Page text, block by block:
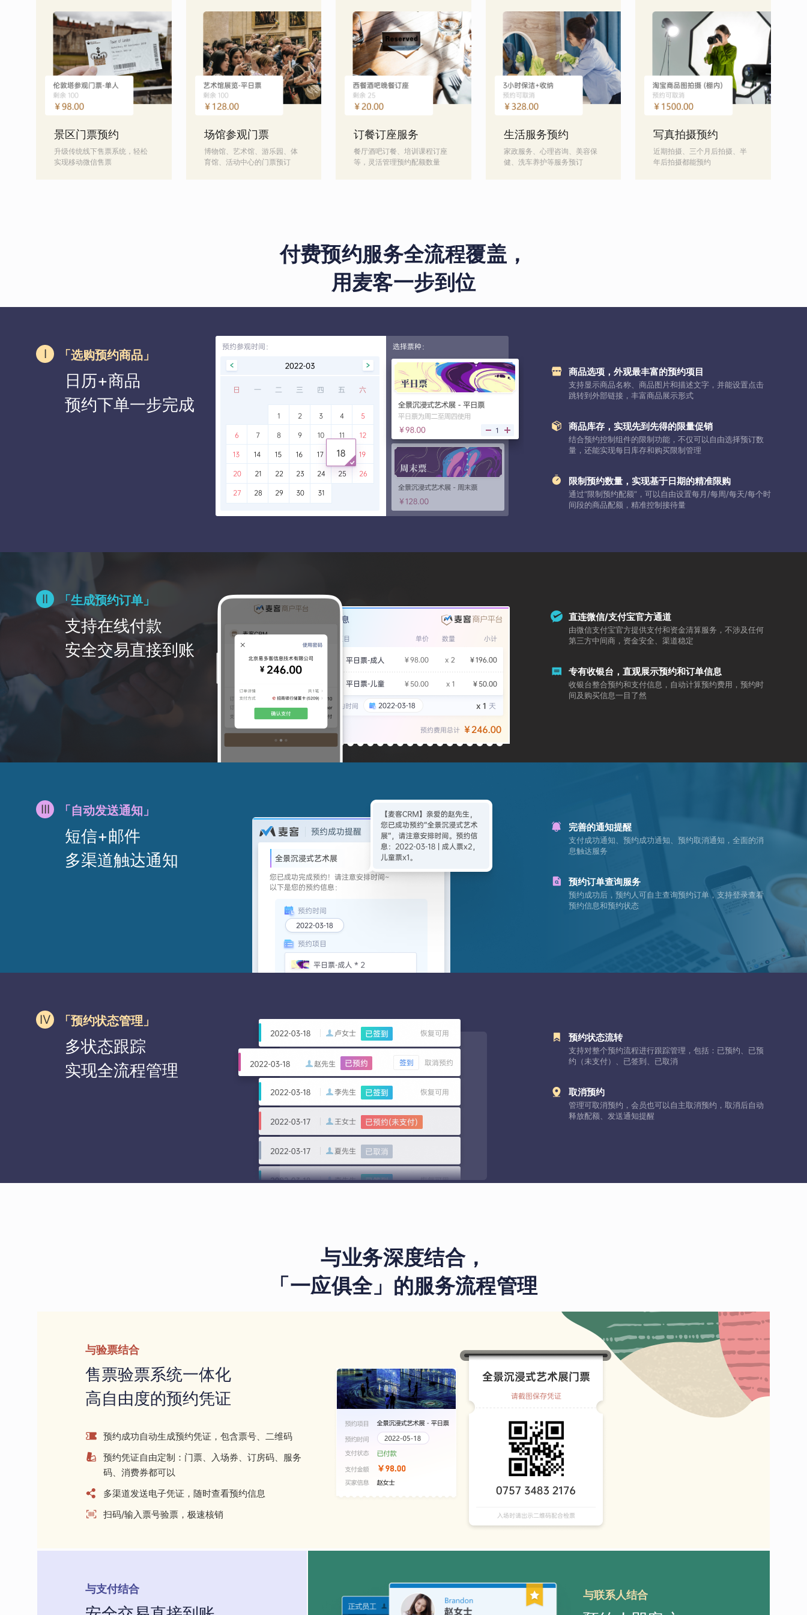
景区门票预约
升级传统线下售票系统，轻松
实现移动微信售票
场馆参观门票
博物馆、艺术馆、游乐园、体
育馆、活动中心的门票预订
订餐订座服务
餐厅酒吧订餐、培训课程订座
等，灵活管理预约配额数量
生活服务预约
家政服务、心理咨询、美容保
健、洗车养护等服务预订
写真拍摄预约
近期拍摄、三个月后拍摄、半
年后拍摄都能预约
付费预约服务全流程覆盖，
用麦客一步到位
「选购预约商品」
日历+商品
预约下单一步完成
商品选项，外观最丰富的预约项目
支持显示商品名称、商品图片和描述文字，并能设置点击
跳转到外部链接，丰富商品展示形式
商品库存，实现先到先得的限量促销
结合预约控制组件的限制功能，不仅可以自由选择预订数
量，还能实现每日库存和购买限制管理
限制预约数量，实现基于日期的精准限购
通过“限制预约配额”，可以自由设置每月/每周/每天/每个时
间段的商品配额，精准控制接待量
「生成预约订单」
支持在线付款
安全交易直接到账
直连微信/支付宝官方通道
由微信支付宝官方提供支付和资金清算服务，不涉及任何
第三方中间商，资金安全、渠道稳定
专有收银台，直观展示预约和订单信息
收银台整合预约和支付信息，自动计算预约费用，预约时
间及购买信息一目了然
「自动发送通知」
短信+邮件
多渠道触达通知
完善的通知提醒
支付成功通知、预约成功通知、预约取消通知，全面的消
息触达服务
预约订单查询服务
预约成功后，预约人可自主查询预约订单，支持登录查看
预约信息和预约状态
「预约状态管理」
多状态跟踪
实现全流程管理
预约状态流转
支持对整个预约流程进行跟踪管理，包括：已预约、已预
约（未支付）、已签到、已取消
取消预约
管理可取消预约，会员也可以自主取消预约，取消后自动
释放配额、发送通知提醒
与业务深度结合，
「一应俱全」的服务流程管理
与验票结合
售票验票系统一体化
高自由度的预约凭证
预约成功自动生成预约凭证，包含票号、二维码
预约凭证自由定制：门票、入场券、订房码、服务
码、消费券都可以
多渠道发送电子凭证，随时查看预约信息
扫码/输入票号验票，极速核销
与支付结合 与联系人结合